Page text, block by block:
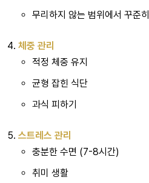
무리하지 않는 범위에서 꾸준히
체중 관리
적정 체중 유지
균형 잡힌 식단
과식 피하기
스트레스 관리
충분한 수면 (7-8시간)
취미 생활